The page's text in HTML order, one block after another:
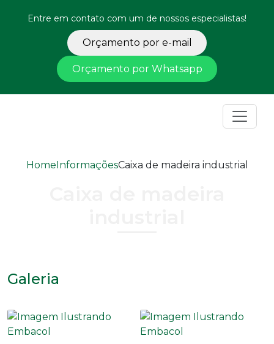
Entre em contato com um de nossos especialistas!
Orçamento por e-mail
Orçamento por Whatsapp
HomeInformaçõesCaixa de madeira industrial
Galeria